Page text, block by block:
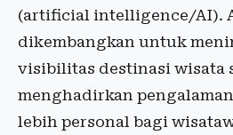
(artificial intelligence/AI).
dikembangkan untuk
visibilitas destinasi wisata
menghadirkan
lebih personal bagi